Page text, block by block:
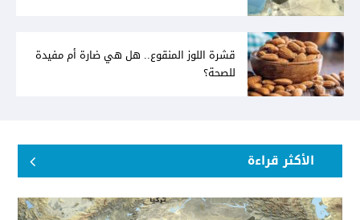
قشرة اللوز المنقوع.. هل هي ضارة أم مفيدة
للصحة؟
الأكثر قراءة